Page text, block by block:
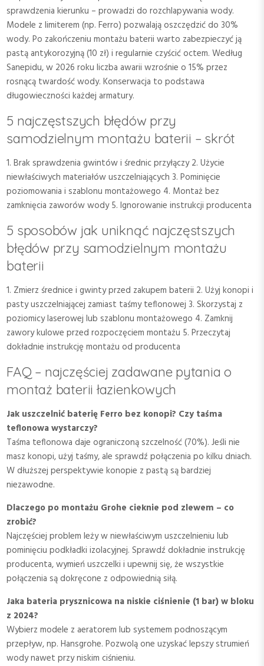
sprawdzenia kierunku – prowadzi do rozchlapywania wody.
Modele z limiterem (np. Ferro) pozwalają oszczędzić do 30%
wody. Po zakończeniu montażu baterii warto zabezpieczyć ją
pastą antykorozyjną (10 zł) i regularnie czyścić octem. Według
Sanepidu, w 2026 roku liczba awarii wzrośnie o 15% przez
rosnącą twardość wody. Konserwacja to podstawa
długowieczności każdej armatury.
5 najczęstszych błędów przy
samodzielnym montażu baterii – skrót
1. Brak sprawdzenia gwintów i średnic przyłączy 2. Użycie
niewłaściwych materiałów uszczelniających 3. Pominięcie
poziomowania i szablonu montażowego 4. Montaż bez
zamknięcia zaworów wody 5. Ignorowanie instrukcji producenta
5 sposobów jak uniknąć najczęstszych
błędów przy samodzielnym montażu
baterii
1. Zmierz średnice i gwinty przed zakupem baterii 2. Użyj konopi i
pasty uszczelniającej zamiast taśmy teflonowej 3. Skorzystaj z
poziomicy laserowej lub szablonu montażowego 4. Zamknij
zawory kulowe przed rozpoczęciem montażu 5. Przeczytaj
dokładnie instrukcję montażu od producenta
FAQ – najczęściej zadawane pytania o
montaż baterii łazienkowych
Jak uszczelnić baterię Ferro bez konopi? Czy taśma
teflonowa wystarczy?
Taśma teflonowa daje ograniczoną szczelność (70%). Jeśli nie
masz konopi, użyj taśmy, ale sprawdź połączenia po kilku dniach.
W dłuższej perspektywie konopie z pastą są bardziej
niezawodne.
Dlaczego po montażu Grohe cieknie pod zlewem – co
zrobić?
Najczęściej problem leży w niewłaściwym uszczelnieniu lub
pominięciu podkładki izolacyjnej. Sprawdź dokładnie instrukcję
producenta, wymień uszczelki i upewnij się, że wszystkie
połączenia są dokręcone z odpowiednią siłą.
Jaka bateria prysznicowa na niskie ciśnienie (1 bar) w bloku
z 2024?
Wybierz modele z aeratorem lub systemem podnoszącym
przepływ, np. Hansgrohe. Pozwolą one uzyskać lepszy strumień
wody nawet przy niskim ciśnieniu.